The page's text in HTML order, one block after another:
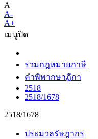
A
A-
A+
เมนูปิด
รวมกฎหมายภาษี
คำพิพากษาฏีกา
2518
2518/1678
2518/1678
ประมวลรัษฎากร